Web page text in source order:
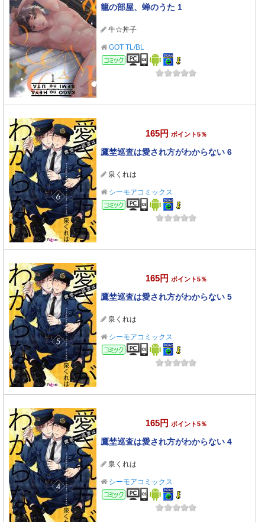
籠の部屋、蝉のうた 1
牛☆丼子
GOT TL/BL
コミック
165円 ポイント5％
鷹埜巡査は愛され方がわからない 6
泉くれは
シーモアコミックス
コミック
165円 ポイント5％
鷹埜巡査は愛され方がわからない 5
泉くれは
シーモアコミックス
コミック
165円 ポイント5％
鷹埜巡査は愛され方がわからない 4
泉くれは
シーモアコミックス
コミック